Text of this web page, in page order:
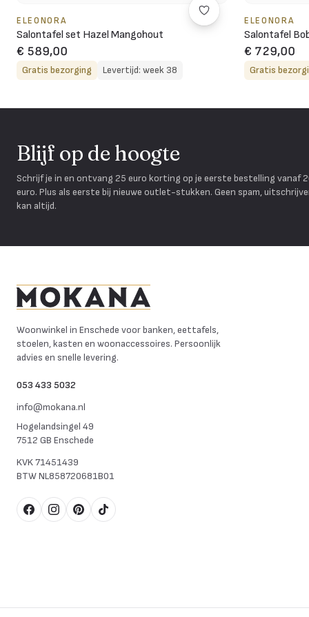
ELEONORA
Salontafel set Hazel Mangohout
€ 589,00
Gratis bezorging Levertijd: week 38
ELEONORA
Salontafel
€ 729,00
Gratis
Blijf op de hoogte
Schrijf je in en ontvang 25 euro korting op je eerste bestelling vanaf
euro. Plus als eerste bij nieuwe outlet-stukken. Geen spam,
kan altijd.
Woonwinkel in Enschede voor banken, eettafels,
stoelen, kasten en woonaccessoires. Persoonlijk
advies en snelle levering.
053 433 5032
info@mokana.nl
Hogelandsingel 49
7512 GB Enschede
KVK71451439
BTWNL858720681B01
FacebookInstagram
Pinterest
TikTok